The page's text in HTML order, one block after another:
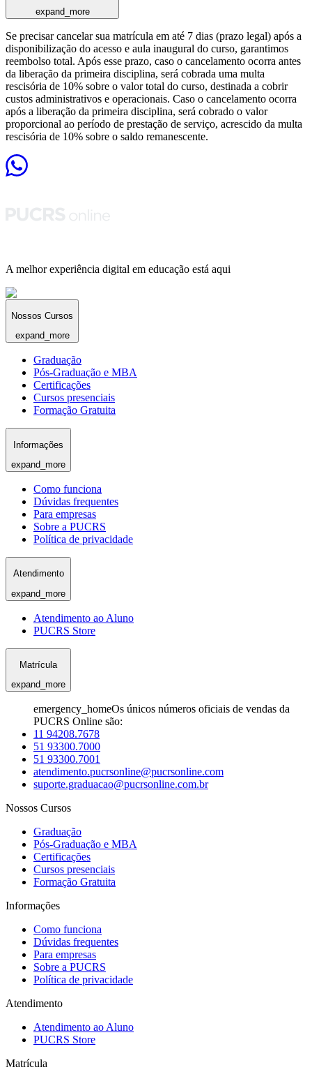
expand_more
Se precisar cancelar sua matrícula em até 7 dias (prazo legal) após a
disponibilização do acesso e aula inaugural do curso, garantimos
reembolso total. Após esse prazo, caso o cancelamento ocorra antes
da liberação da primeira disciplina, será cobrada uma multa
rescisória de 10% sobre o valor total do curso, destinada a cobrir
custos administrativos e operacionais. Caso o cancelamento ocorra
após a liberação da primeira disciplina, será cobrado o valor
proporcional ao período de prestação de serviço, acrescido da multa
rescisória de 10% sobre o saldo remanescente.
A melhor experiência digital em educação está aqui
Nossos Cursos
expand_more
Graduação
Pós-Graduação e MBA
Certificações
Cursos presenciais
Formação Gratuita
Informações
expand_more
Como funciona
Dúvidas frequentes
Para empresas
Sobre a PUCRS
Política de privacidade
Atendimento
expand_more
Atendimento ao Aluno
PUCRS Store
Matrícula
expand_more
emergency_homeOs únicos números oficiais de vendas da
PUCRS Online são:
11 94208.7678
51 93300.7000
51 93300.7001
atendimento.pucrsonline@pucrsonline.com
suporte.graduacao@pucrsonline.com.br
Nossos Cursos
Graduação
Pós-Graduação e MBA
Certificações
Cursos presenciais
Formação Gratuita
Informações
Como funciona
Dúvidas frequentes
Para empresas
Sobre a PUCRS
Política de privacidade
Atendimento
Atendimento ao Aluno
PUCRS Store
Matrícula